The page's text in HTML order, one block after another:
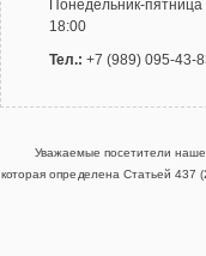
Понедельник-пятница
18:00
Тел.: +7 (989) 095-43-
Уважаемые посетители
которая определена Статьей